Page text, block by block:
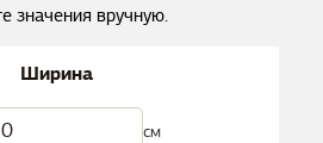
значения вручную.
Ширина
см